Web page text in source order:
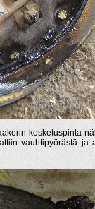
kosketuspinta
vauhtipyörästä ja